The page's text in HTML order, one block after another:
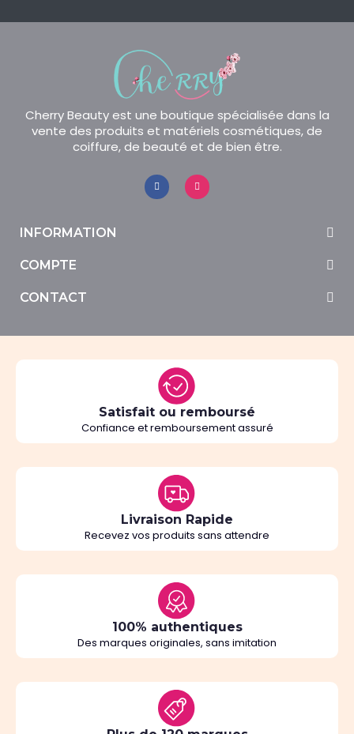
Cherry Beauty est une boutique spécialisée dans la
vente des produits et matériels cosmétiques, de
coiffure, de beauté et de bien être.
INFORMATION
COMPTE
CONTACT
Satisfait ou remboursé
Confiance et remboursement assuré
Livraison Rapide
Recevez vos produits sans attendre
100% authentiques
Des marques originales, sans imitation